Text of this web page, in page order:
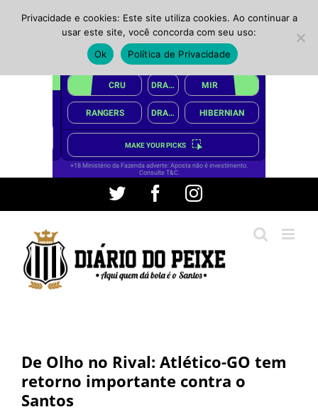
conteúdo
Twitter FacebookInstagram
De Olho no Rival: Atlético-GO tem
retorno importante contra o
Santos
Privacidade e cookies: Este site utiliza cookies. Ao continuar a
usar este site, você concorda com seu uso:
Ok
Política de Privacidade